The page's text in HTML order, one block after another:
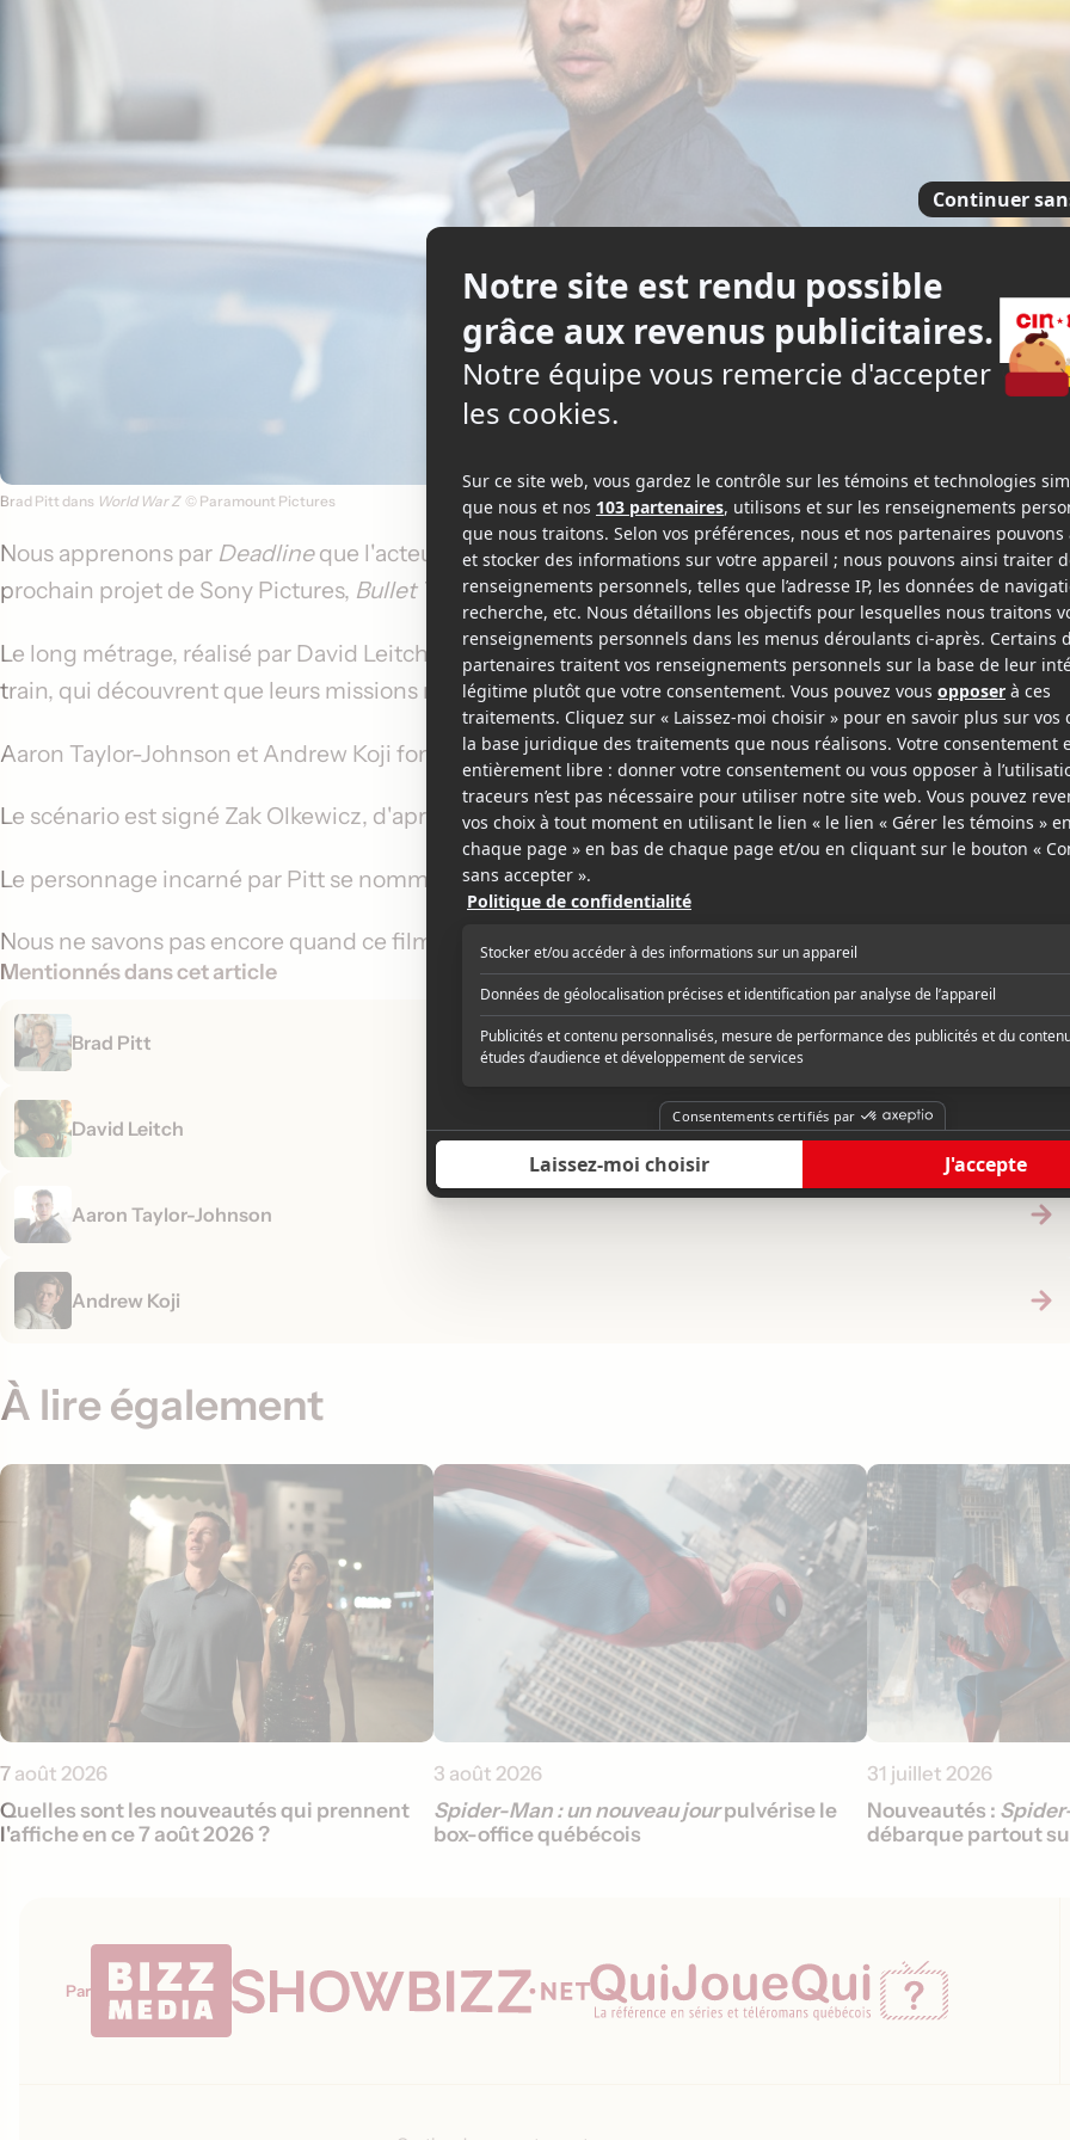
Mentionnés dans cet article
Brad Pitt
David Leitch
Aaron Taylor-Johnson
Andrew Koji
Brad Pitt dans World War Z© Paramount Pictures
Nous apprenons par Deadlineque l'acteur oscarisé de 56 ans,Brad Pitt, fera partie de la distribution
prochain projet de Sony Pictures, Bullet Train.
Le long métrage, réalisé par David Leitch , racontera l'histoire de cinq assassins, tous à bord du même
train, qui découvrent que leurs missions respectives ont toutes quelque chose en commun.
Aaron Taylor-Johnson et Andrew Koji font également partie de la distribution.
Le scénario est signé Zak Olkewicz, d'après une nouvelle écrite par Kôtarô Isaka.
Le personnage incarné par Pitt se nommera Ladybug.
Nous ne savons pas encore quand ce film prendra l'affiche en salles.
À lire également
7 août 2026
Quelles sont les nouveautés qui prennent
l'affiche en ce 7 août 2026 ?
3 août 2026
Spider-Man : un nouveau jourpulvérise le
box-office québécois
31 juillet 2026
Nouveautés :
débarque partout
Par